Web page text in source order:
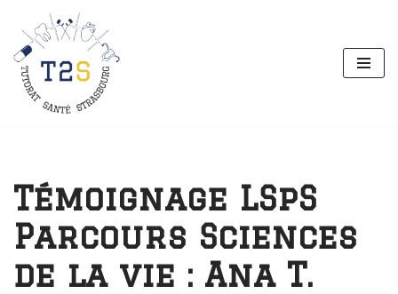
Aller
au
contenu
Témoignage LSpS
Parcours Sciences
de la vie : Ana T.